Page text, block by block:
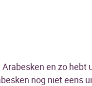
en zo hebt
nog niet eens